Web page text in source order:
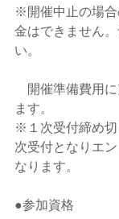
※開催中止の場
金はできません
い。
開催準備費用に
ます。
※１次受付締め切
次受付となりエ
なります。
●参加資格